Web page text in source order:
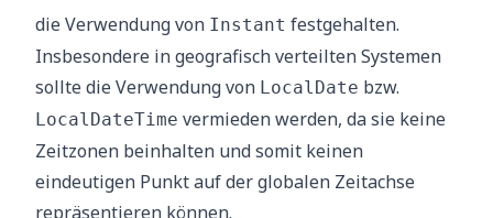
die Verwendung von Instant festgehalten.
Insbesondere in geografisch verteilten Systemen
sollte die Verwendung von LocalDate bzw.
LocalDateTime vermieden werden, da sie keine
Zeitzonen beinhalten und somit keinen
eindeutigen Punkt auf der globalen Zeitachse
repräsentieren können.